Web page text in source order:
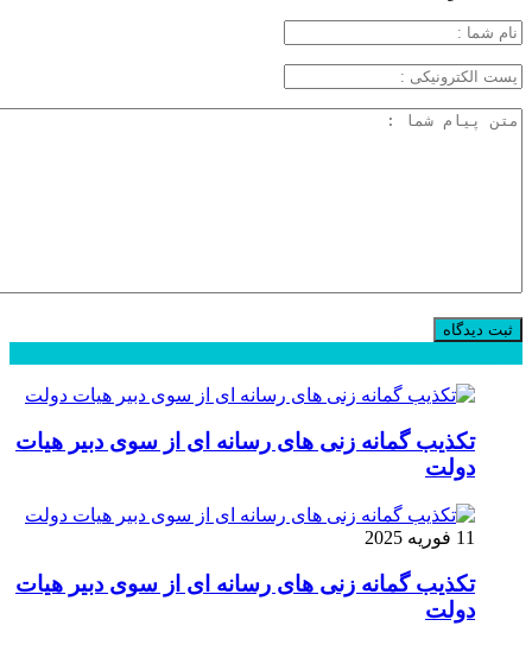
تکذیب گمانه زنی های رسانه ای از سوی دبیر هیات
دولت
11 فوریه 2025
تکذیب گمانه زنی های رسانه ای از سوی دبیر هیات
دولت